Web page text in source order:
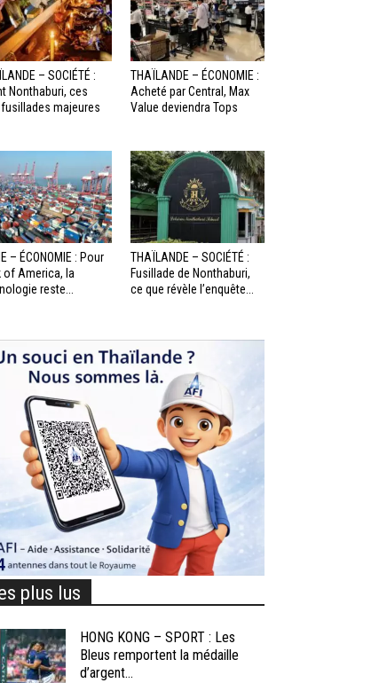
– SOCIÉTÉ :
Nonthaburi, ces
majeures
THAÏLANDE – ÉCONOMIE :
Acheté par Central, Max
Value deviendra Tops
– ÉCONOMIE : Pour
of America, la
reste...
THAÏLANDE – SOCIÉTÉ :
Fusillade de Nonthaburi,
ce que révèle l’enquête...
plus lus
HONG KONG – SPORT : Les
Bleus remportent la médaille
d’argent...